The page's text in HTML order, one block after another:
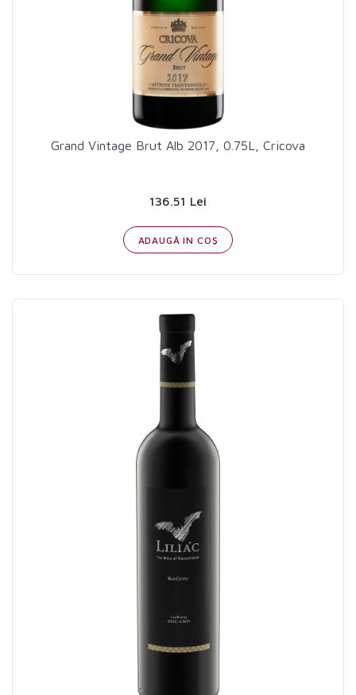
Grand Vintage Brut Alb 2017, 0.75L, Cricova
136.51 Lei
ADAUGĂ IN COŞ